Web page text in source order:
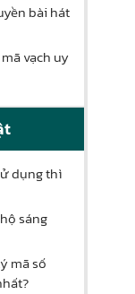
bài hát
vạch uy
dụng thì
sáng
mã số